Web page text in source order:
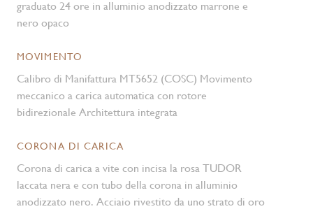
graduato 24 ore in alluminio anodizzato marrone e
nero opaco
MOVIMENTO
Calibro di Manifattura MT5652 (COSC) Movimento
meccanico a carica automatica con rotore
bidirezionale Architettura integrata
CORONA DI CARICA
Corona di carica a vite con incisa la rosa TUDOR
laccata nera e con tubo della corona in alluminio
anodizzato nero. Acciaio rivestito da uno strato di oro